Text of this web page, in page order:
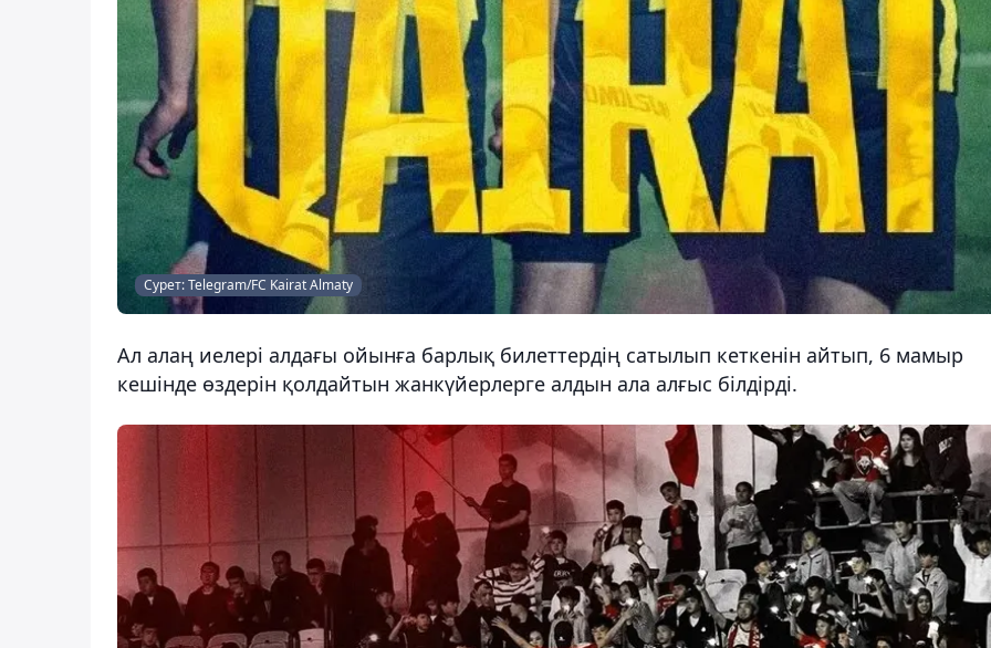
Сурет: Telegram/FC Kairat Almaty
Ал алаң иелері алдағы ойынға барлық билеттердің сатылып кеткенін айтып, 6 мамыр
кешінде өздерін қолдайтын жанкүйерлерге алдын ала алғыс білдірді.